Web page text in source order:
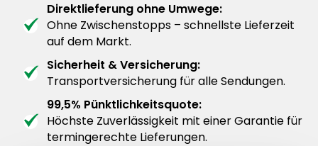
Direktlieferung ohne Umwege:
Ohne Zwischenstopps – schnellste Lieferzeit
auf dem Markt.
Sicherheit & Versicherung:
Transportversicherung für alle Sendungen.
99,5% Pünktlichkeitsquote:
Höchste Zuverlässigkeit mit einer Garantie für
termingerechte Lieferungen.